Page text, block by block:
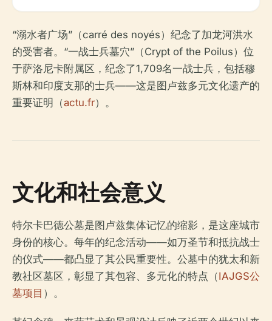
“溺水者广场”（carré des noyés）纪念了加龙河洪水
的受害者。“一战士兵墓穴”（Crypt of the Poilus）位
于萨洛尼卡附属区，纪念了1,709名一战士兵，包括穆
斯林和印度支那的士兵——这是图卢兹多元文化遗产的
重要证明（actu.fr）。
文化和社会意义
特尔卡巴德公墓是图卢兹集体记忆的缩影，是这座城市
身份的核心。每年的纪念活动——如万圣节和抵抗战士
的仪式——都凸显了其公民重要性。公墓中的犹太和新
教社区墓区，彰显了其包容、多元化的特点（IAJGS公
墓项目 ）。